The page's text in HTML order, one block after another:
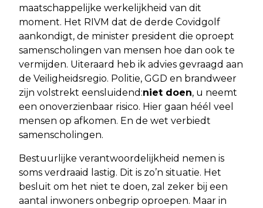
maatschappelijke werkelijkheid van dit
moment. Het RIVM dat de derde Covidgolf
aankondigt, de minister president die oproept
samenscholingen van mensen hoe dan ook te
vermijden. Uiteraard heb ik advies gevraagd aan
de Veiligheidsregio. Politie, GGD en brandweer
zijn volstrekt eensluidend:niet doen, u neemt
een onoverzienbaar risico. Hier gaan héél veel
mensen op afkomen. En de wet verbiedt
samenscholingen.
Bestuurlijke verantwoordelijkheid nemen is
soms verdraaid lastig. Dit is zo’n situatie. Het
besluit om het niet te doen, zal zeker bij een
aantal inwoners onbegrip oproepen. Maar in